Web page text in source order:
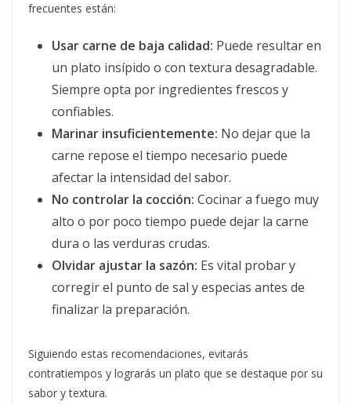
frecuentes están:
Usar carne de baja calidad: Puede resultar en
un plato insípido o con textura desagradable.
Siempre opta por ingredientes frescos y
confiables.
Marinar insuficientemente: No dejar que la
carne repose el tiempo necesario puede
afectar la intensidad del sabor.
No controlar la cocción: Cocinar a fuego muy
alto o por poco tiempo puede dejar la carne
dura o las verduras crudas.
Olvidar ajustar la sazón: Es vital probar y
corregir el punto de sal y especias antes de
finalizar la preparación.
Siguiendo estas recomendaciones, evitarás
contratiempos y lograrás un plato que se destaque por su
sabor y textura.